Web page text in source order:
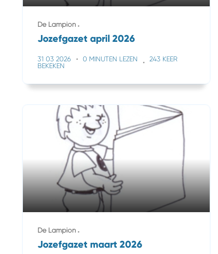
De Lampion
Jozefgazet april 2026
31 03 2026 0 MINUTEN LEZEN
243 KEER
BEKEKEN
De Lampion
Jozefgazet maart 2026